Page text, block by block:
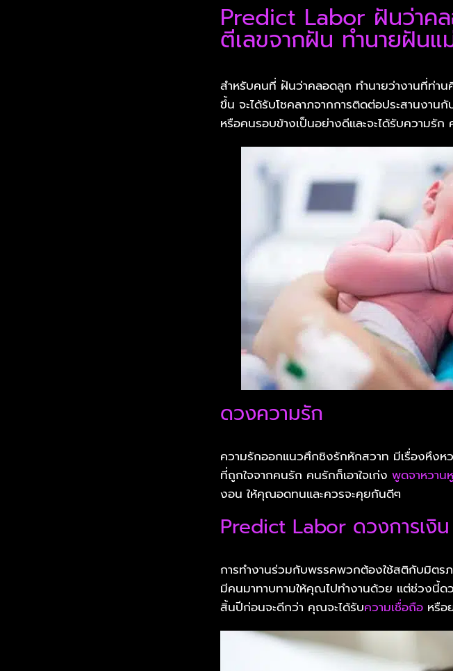
Predict Labor ฝันว่าค
ตีเลขจากฝัน ทำนายฝันแ
สำหรับคนที่ ฝันว่าคลอดลูก ทำนายว่างานที่ท่าน
ขึ้น จะได้รับโชคลาภจากการติดต่อประสานงาน
หรือคนรอบข้างเป็นอย่างดีและจะได้รับความรั
ดวงความรัก
ความรักออกแนวศึกชิงรักหักสวาท มีเรื่องหึง
ที่ถูกใจจากคนรัก คนรักก็เอาใจเก่ง พูดจาหวานหู
งอน ให้คุณอดทนและควรจะคุยกันดีๆ
Predict Labor ดวงการเงิ
การทำงานร่วมกับพรรคพวกต้องใช้สติกับมิตร
มีคนมาทาบทามให้คุณไปทำงานด้วย แต่ช่วงนี้ด
สิ้นปีก่อนจะดีกว่า คุณจะได้รับความเชื่อถือ หรือ